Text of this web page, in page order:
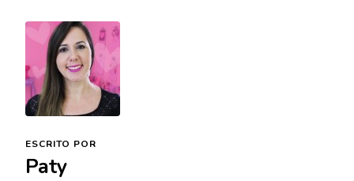
ESCRITO POR
Paty